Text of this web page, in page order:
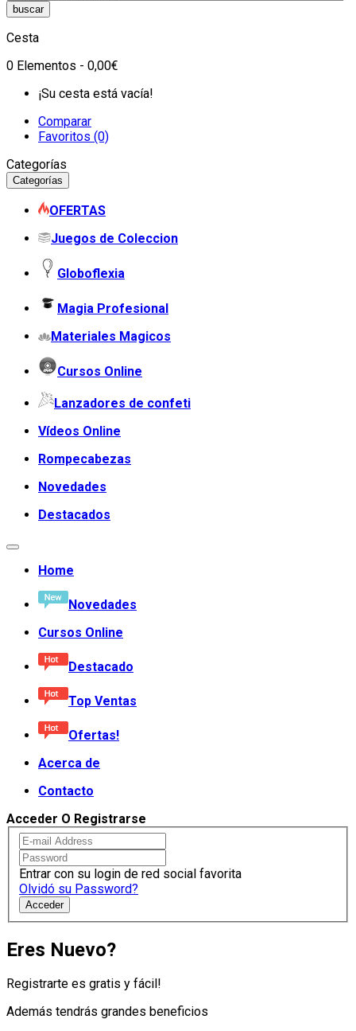
buscar
Cesta
0 Elementos - 0,00€
¡Su cesta está vacía!
Comparar
Favoritos (0)
Categorías
Categorías
OFERTAS
Juegos de Coleccion
Globoflexia
Magia Profesional
Materiales Magicos
Cursos Online
Lanzadores de confeti
Vídeos Online
Rompecabezas
Novedades
Destacados
Home
Novedades
Cursos Online
Destacado
Top Ventas
Ofertas!
Acerca de
Contacto
Acceder O Registrarse
Entrar con su login de red social favorita
Olvidó su Password?
Acceder
Eres Nuevo?
Registrarte es gratis y fácil!
Además tendrás grandes beneficios